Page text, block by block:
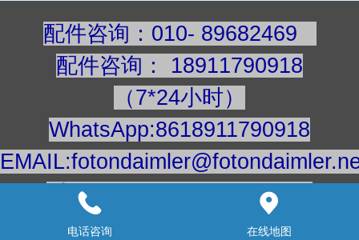
配件咨询：010- 89682469
配件咨询 ： 18911790918
（7*24小时）
WhatsApp:8618911790918
手机/微信：18911790918
建议用电脑浏览更清楚
电话咨询 在线地图